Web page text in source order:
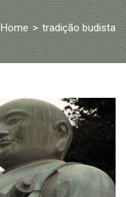
Home > tradição budista